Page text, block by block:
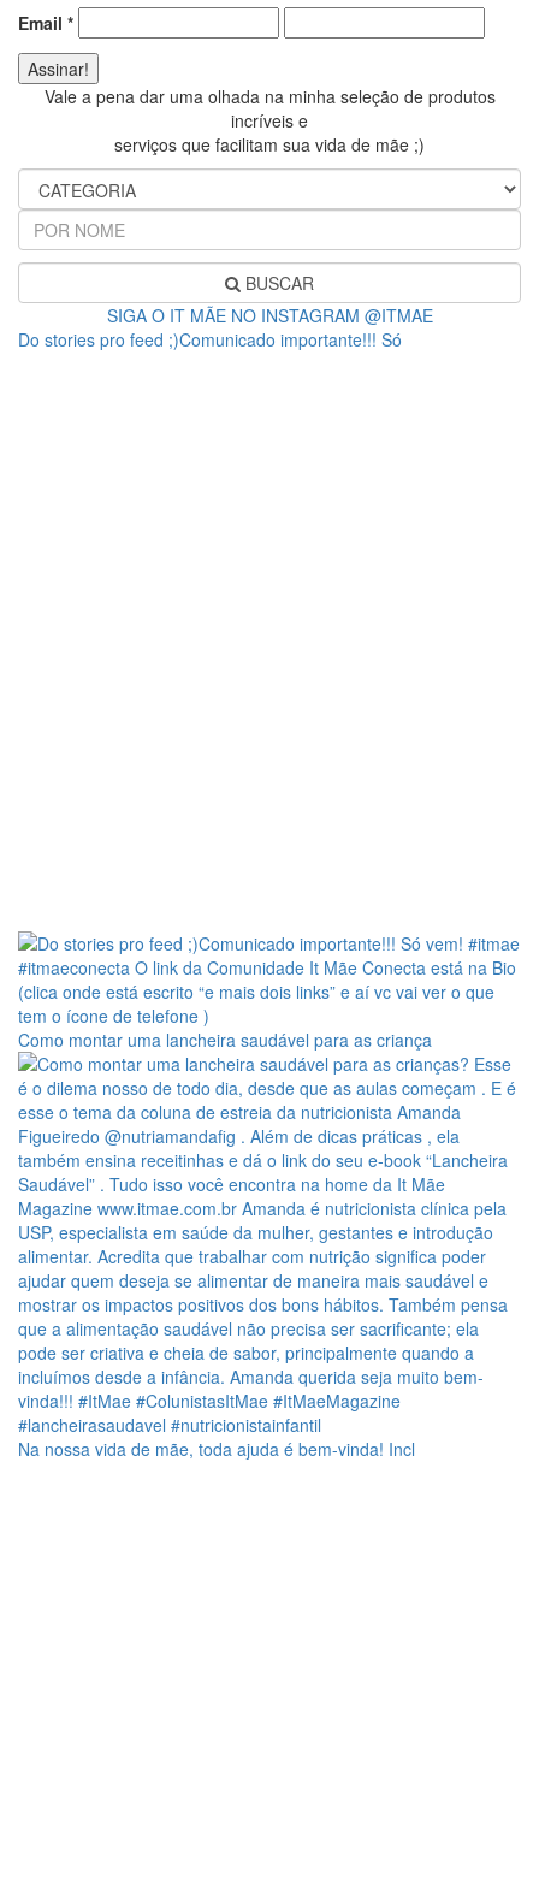
Email *
Vale a pena dar uma olhada na minha seleção de produtos
incríveis e
serviços que facilitam sua vida de mãe ;)
BUSCAR
SIGA O IT MÃE NO INSTAGRAM @ITMAE
Do stories pro feed ;)Comunicado importante!!! Só
Como montar uma lancheira saudável para as criança
Na nossa vida de mãe, toda ajuda é bem-vinda! Incl